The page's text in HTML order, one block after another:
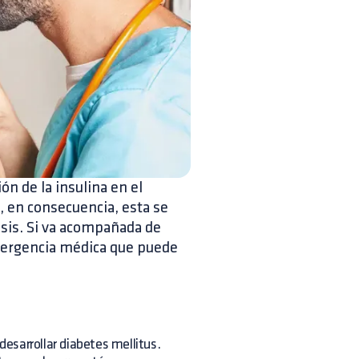
de la insulina en el
en consecuencia, esta se
Si va acompañada de
médica que puede
diabetes mellitus.